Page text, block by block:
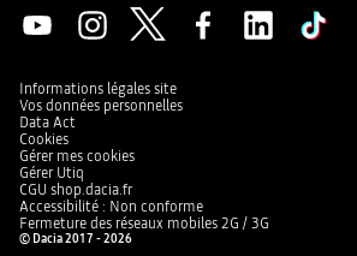
Informations légales site
Vos données personnelles
Data Act
Cookies
Gérer mes cookies
Gérer Utiq
CGU shop.dacia.fr
Accessibilité : Non conforme
Fermeture des réseaux mobiles 2G / 3G
© Dacia 2017 - 2026